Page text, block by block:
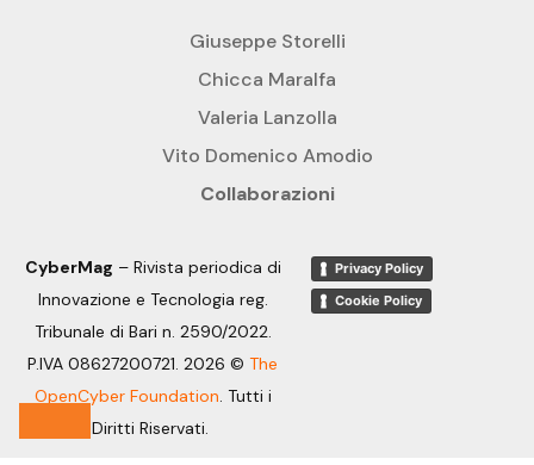
Giuseppe Storelli
Chicca Maralfa
Valeria Lanzolla
Vito Domenico Amodio
Collaborazioni
CyberMag – Rivista periodica di
Innovazione e Tecnologia reg.
Tribunale di Bari n. 2590/2022.
P.IVA 08627200721. 2026 ©The
OpenCyber Foundation. Tutti i
Diritti Riservati.
Privacy Policy
Cookie Policy